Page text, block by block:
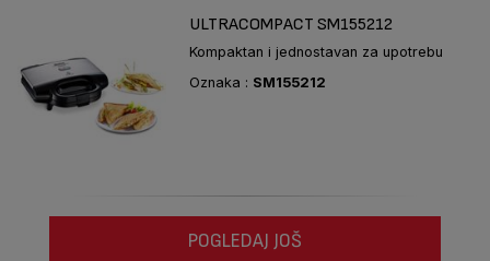
ULTRACOMPACT SM155212
Kompaktan i jednostavan za upotrebu
Oznaka : SM155212
POGLEDAJ JOŠ